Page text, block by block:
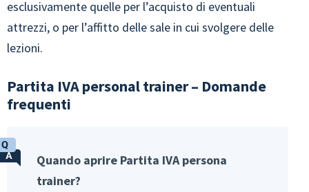
esclusivamente quelle per l’acquisto di eventuali
attrezzi, o per l’affitto delle sale in cui svolgere delle
lezioni.
Partita IVA personal trainer – Domande
frequenti
Quando aprire Partita IVA persona
trainer?